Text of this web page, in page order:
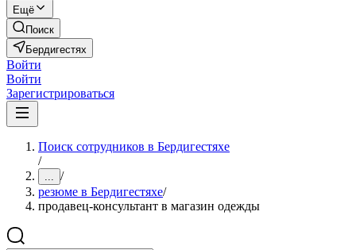
Ещё
Поиск
Бердигестях
Войти
Войти
Зарегистрироваться
Поиск сотрудников в Бердигестяхе
/
... /
резюме в Бердигестяхе/
продавец-консультант в магазин одежды